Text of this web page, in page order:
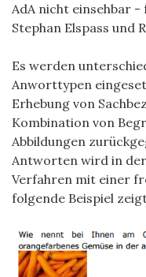
AdA nicht einsehbar
Stephan Elspass und
Es werden
Anworttypen
Erhebung von
Kombination von
Abbildungen
Antworten wird in
Verfahren mit einer
folgende Beispiel